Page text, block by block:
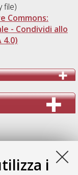
i
file)
Commons:
- Condividi allo
4.0)